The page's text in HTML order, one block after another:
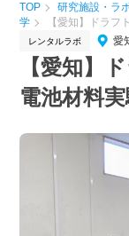
TOP 研究施設・ラ
学
【愛知】ドラ
レンタルラボ
愛
【愛知】
電池材料